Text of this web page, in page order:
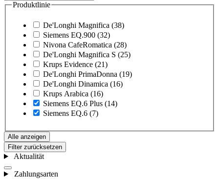
Produktlinie
De'Longhi Magnifica (38)
Siemens EQ.900 (32)
Nivona CafeRomatica (28)
De'Longhi Magnifica S (25)
Krups Evidence (21)
De'Longhi PrimaDonna (19)
De'Longhi Dinamica (16)
Krups Arabica (16)
Siemens EQ.6 Plus (14)
Siemens EQ.6 (7)
Alle anzeigen
Filter zurücksetzen
Aktualität
Zahlungsarten